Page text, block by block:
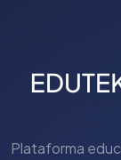
Plataforma